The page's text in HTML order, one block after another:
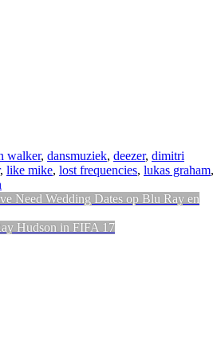
walker, dansmuziek, deezer, dimitri
, like mike, lost frequencies, lukas graham,
Need Wedding Dates op Blu Ray en
Hudson in FIFA 17